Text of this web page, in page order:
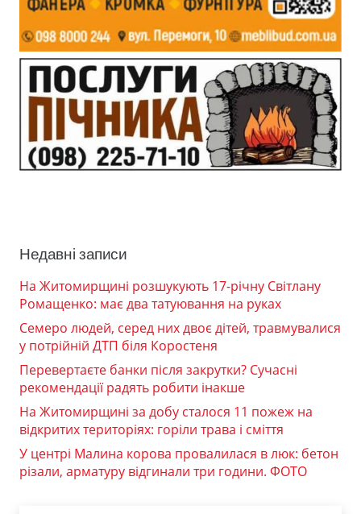
Недавні записи
На Житомирщині розшукують 17-річну Світлану
Ромащенко: має два татуювання на руках
Семеро людей, серед них двоє дітей, травмувалися
у потрійній ДТП біля Коростеня
Перевертаєте банки після закрутки? Сучасні
рекомендації радять робити інакше
На Житомирщині за добу сталося 11 пожеж на
відкритих територіях: горіли трава і сміття
У центрі Малина корова провалилася в люк: бетон
різали, арматуру відгинали три години. ФОТО